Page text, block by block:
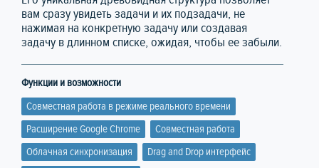
вам сразу увидеть задачи и их подзадачи, не
нажимая на конкретную задачу или создавая
задачу в длинном списке, ожидая, чтобы ее забыли.
Функции и возможности
Совместная работа в режиме реального времени
Расширение Google Chrome
Совместная работа
Облачная синхронизация
Drag and Drop интерфейс